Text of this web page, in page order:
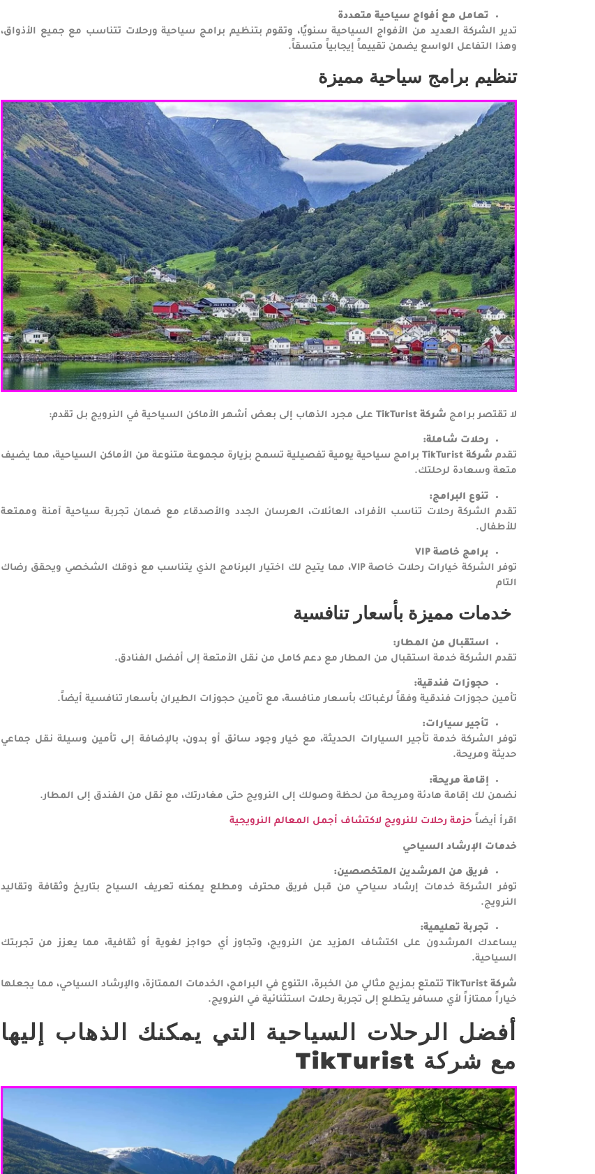
تعامل مع أفواج سياحية متعددة
تدير الشركة العديد من الأفواج السياحية سنويًا، وتقوم بتنظيم برامج سياحية ورحلات تتناسب مع جميع الأذواق،
وهذا التفاعل الواسع يضمن تقييماً إيجابياً متسقاً.
تنظيم برامج سياحية مميزة
لا تقتصر برامج شركة TikTurist على مجرد الذهاب إلى بعض أشهر الأماكن السياحية في النرويج بل تقدم:
رحلات شاملة:
تقدم شركة TikTurist برامج سياحية يومية تفصيلية تسمح بزيارة مجموعة متنوعة من الأماكن السياحية، مما يضيف
متعة وسعادة لرحلتك.
تنوع البرامج:
تقدم الشركة رحلات تناسب الأفراد، العائلات، العرسان الجدد والأصدقاء مع ضمان تجربة سياحية آمنة وممتعة
للأطفال.
برامج خاصة VIP
توفر الشركة خيارات رحلات خاصة VIP، مما يتيح لك اختيار البرنامج الذي يتناسب مع ذوقك الشخصي ويحقق رضاك
التام
خدمات مميزة بأسعار تنافسية
استقبال من المطار:
تقدم الشركة خدمة استقبال من المطار مع دعم كامل من نقل الأمتعة إلى أفضل الفنادق.
حجوزات فندقية:
تأمين حجوزات فندقية وفقاً لرغباتك بأسعار منافسة، مع تأمين حجوزات الطيران بأسعار تنافسية أيضاً.
تأجير سيارات:
توفر الشركة خدمة تأجير السيارات الحديثة، مع خيار وجود سائق أو بدون، بالإضافة إلى تأمين وسيلة نقل جماعي
حديثة ومريحة.
إقامة مريحة:
نضمن لك إقامة هادئة ومريحة من لحظة وصولك إلى النرويج حتى مغادرتك، مع نقل من الفندق إلى المطار.
اقرأ أيضاً حزمة رحلات للنرويج لاكتشاف أجمل المعالم النرويجية
خدمات الإرشاد السياحي
فريق من المرشدين المتخصصين:
توفر الشركة خدمات إرشاد سياحي من قبل فريق محترف ومطلع يمكنه تعريف السياح بتاريخ وثقافة وتقاليد
النرويج.
تجربة تعليمية:
يساعدك المرشدون على اكتشاف المزيد عن النرويج، وتجاوز أي حواجز لغوية أو ثقافية، مما يعزز من تجربتك
السياحية.
شركة TikTurist تتمتع بمزيج مثالي من الخبرة، التنوع في البرامج، الخدمات الممتازة، والإرشاد السياحي، مما يجعلها
خياراً ممتازاً لأي مسافر يتطلع إلى تجربة رحلات استثنائية في النرويج.
أفضل الرحلات السياحية التي يمكنك الذهاب إليها
مع شركة TikTurist